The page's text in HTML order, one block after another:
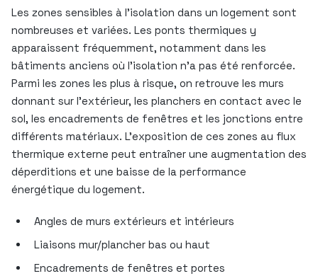
Les zones sensibles à l’isolation dans un logement sont
nombreuses et variées. Les ponts thermiques y
apparaissent fréquemment, notamment dans les
bâtiments anciens où l’isolation n’a pas été renforcée.
Parmi les zones les plus à risque, on retrouve les murs
donnant sur l’extérieur, les planchers en contact avec le
sol, les encadrements de fenêtres et les jonctions entre
différents matériaux. L’exposition de ces zones au flux
thermique externe peut entraîner une augmentation des
déperditions et une baisse de la performance
énergétique du logement.
Angles de murs extérieurs et intérieurs
Liaisons mur/plancher bas ou haut
Encadrements de fenêtres et portes